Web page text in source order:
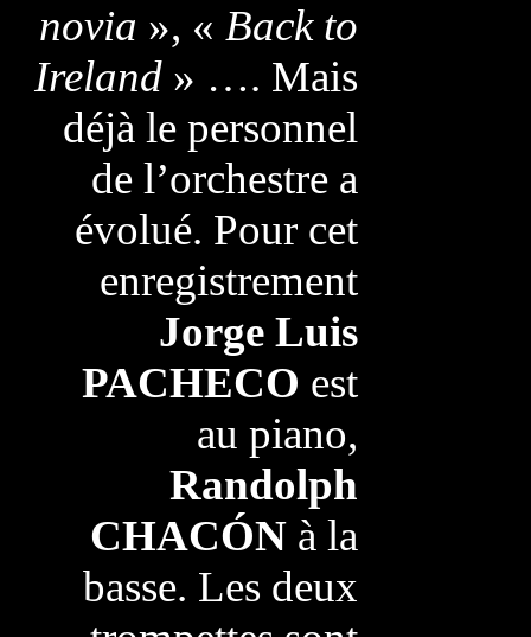
novia », « Back to
Ireland» …. Mais
déjà le personnel
de l’orchestre a
évolué. Pour cet
enregistrement
Jorge Luis
PACHECO est
au piano,
Randolph
CHACÓNà la
basse. Les deux